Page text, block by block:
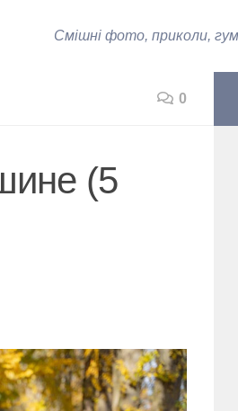
Смішні фото, приколи,
0
(5